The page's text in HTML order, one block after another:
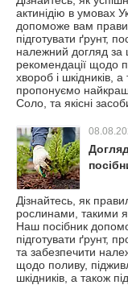
актинідію в умовах
допоможе вам
підготувати ґрунт,
належний догляд за
рекомендації щодо
хвороб і шкідників,
пропонуємо
Соло, та якісні
Дізнайтесь, як
рослинами, такими
Наш посібник
підготувати ґрунт,
та забезпечити
щодо поливу,
шкідників, а також